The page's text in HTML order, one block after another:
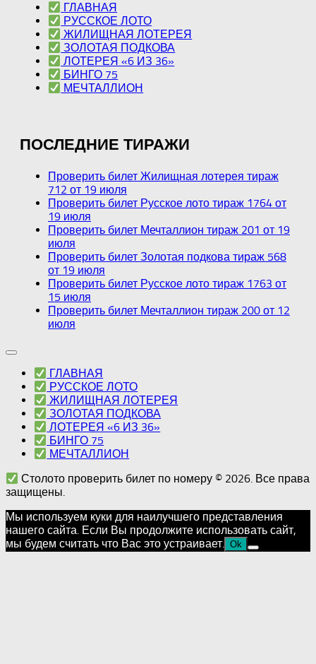
ГЛАВНАЯ
РУССКОЕ ЛОТО
ЖИЛИЩНАЯ ЛОТЕРЕЯ
ЗОЛОТАЯ ПОДКОВА
ЛОТЕРЕЯ «6 ИЗ 36»
БИНГО 75
МЕЧТАЛЛИОН
ПОСЛЕДНИЕ ТИРАЖИ
Проверить билет Жилищная лотерея тираж
712 от 19 июля
Проверить билет Русское лото тираж 1764 от
19 июля
Проверить билет Мечталлион тираж 201 от 19
июля
Проверить билет Золотая подкова тираж 568
от 19 июля
Проверить билет Русское лото тираж 1763 от
15 июля
Проверить билет Мечталлион тираж 200 от 12
июля
ГЛАВНАЯ
РУССКОЕ ЛОТО
ЖИЛИЩНАЯ ЛОТЕРЕЯ
ЗОЛОТАЯ ПОДКОВА
ЛОТЕРЕЯ «6 ИЗ 36»
БИНГО 75
МЕЧТАЛЛИОН
Столото проверить билет по номеру © 2026. Все права
защищены.
Мы используем куки для наилучшего представления
нашего сайта. Если Вы продолжите использовать сайт,
мы будем считать что Вас это устраивает. Ok